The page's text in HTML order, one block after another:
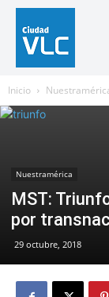
Inicio
Nuestramérica
MST:
por
29 octubre, 2018